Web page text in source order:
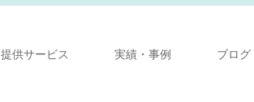
提供サービス 実績・事例 ブログ